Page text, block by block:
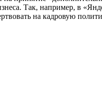
Так, например, в
на кадровую